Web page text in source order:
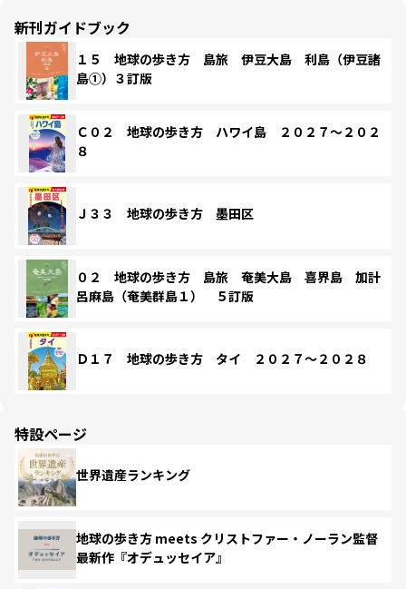
新刊ガイドブック
１５ 地球の歩き方 島旅 伊豆大島 利島（伊豆諸
島①）３訂版
Ｃ０２ 地球の歩き方 ハワイ島 ２０２７～２０２
８
Ｊ３３ 地球の歩き方 墨田区
０２ 地球の歩き方 島旅 奄美大島 喜界島 加計
呂麻島（奄美群島１） ５訂版
Ｄ１７ 地球の歩き方 タイ ２０２７～２０２８
特設ページ
世界遺産ランキング
地球の歩き方 meets クリストファー・ノーラン監督
最新作『オデュッセイア』